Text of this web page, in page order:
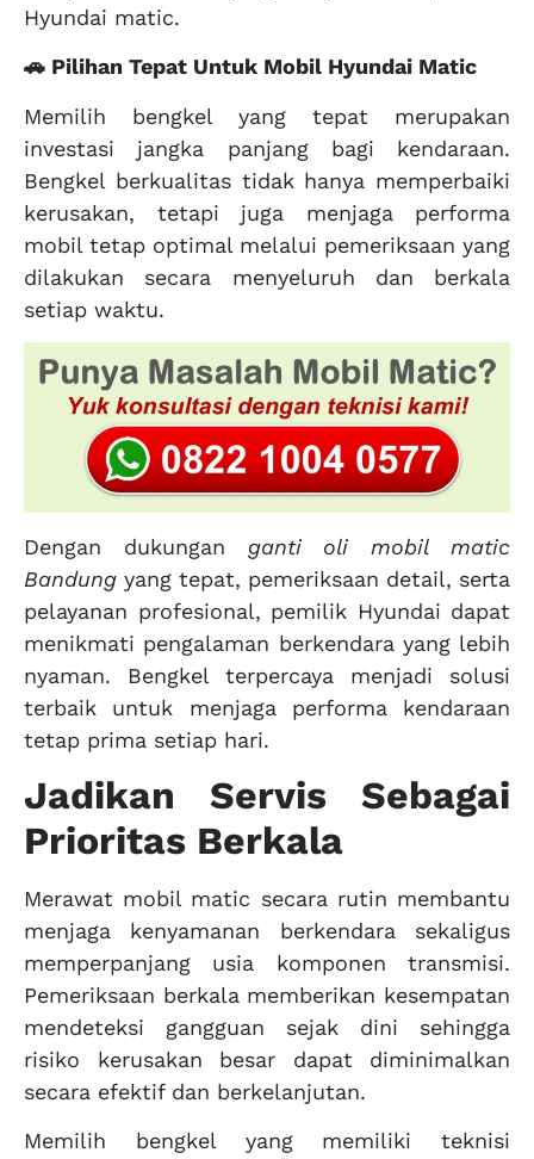
Hyundai matic.
🚗 Pilihan Tepat Untuk Mobil Hyundai Matic
Memilih bengkel yang tepat merupakan
investasi jangka panjang bagi kendaraan.
Bengkel berkualitas tidak hanya memperbaiki
kerusakan, tetapi juga menjaga performa
mobil tetap optimal melalui pemeriksaan yang
dilakukan secara menyeluruh dan berkala
setiap waktu.
Dengan dukungan ganti oli mobil matic
Bandung yang tepat, pemeriksaan detail, serta
pelayanan profesional, pemilik Hyundai dapat
menikmati pengalaman berkendara yang lebih
nyaman. Bengkel terpercaya menjadi solusi
terbaik untuk menjaga performa kendaraan
tetap prima setiap hari.
Jadikan Servis Sebagai
Prioritas Berkala
Merawat mobil matic secara rutin membantu
menjaga kenyamanan berkendara sekaligus
memperpanjang usia komponen transmisi.
Pemeriksaan berkala memberikan kesempatan
mendeteksi gangguan sejak dini sehingga
risiko kerusakan besar dapat diminimalkan
secara efektif dan berkelanjutan.
Memilih bengkel yang memiliki teknisi